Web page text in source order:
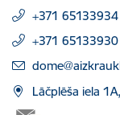
+371 65133934
+371 65133930
E-pasts:
Lāčplēša iela